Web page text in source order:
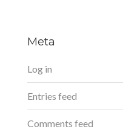
Meta
Log in
Entries feed
Comments feed